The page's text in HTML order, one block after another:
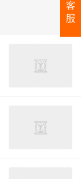
客
服